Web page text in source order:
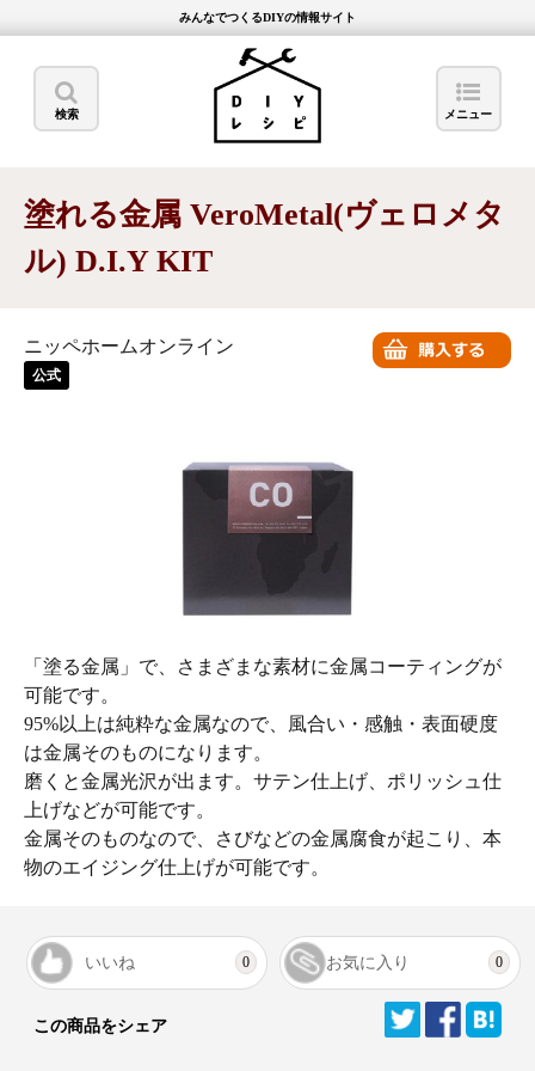
みんなでつくるDIYの情報サイト
検索 メニュー
塗れる金属 VeroMetal(ヴェロメタ
ル) D.I.Y KIT
ニッペホームオンライン
公式
「塗る金属」で、さまざまな素材に金属コーティングが
可能です。
95%以上は純粋な金属なので、風合い・感触・表面硬度
は金属そのものになります。
磨くと金属光沢が出ます。サテン仕上げ、ポリッシュ仕
上げなどが可能です。
金属そのものなので、さびなどの金属腐食が起こり、本
物のエイジング仕上げが可能です。
いいね 0 お気に入り 0
この商品をシェア